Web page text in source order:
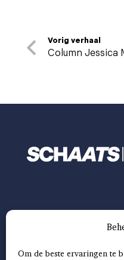
Om de beste ervaringen te
Vorig verhaal
Column Jessica